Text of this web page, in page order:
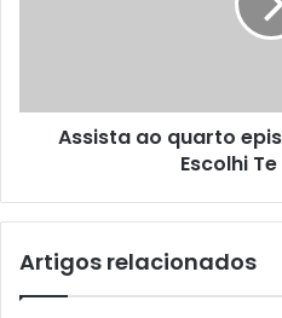
Assista ao quarto
Escolhi Te
Artigos relacionados